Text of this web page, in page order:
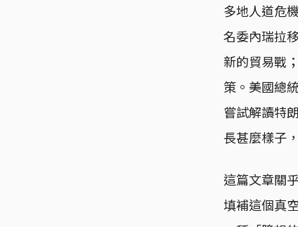
多地人道危
名委內瑞拉
新的貿易戰
策。​美國總
嘗試解讀特
長甚麼樣子
這篇文章關
填補這個真